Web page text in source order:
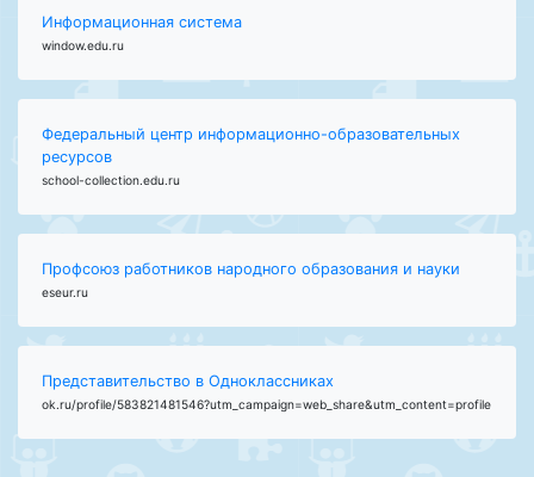
Информационная система
window.edu.ru
Федеральный центр информационно-образовательных
ресурсов
school-collection.edu.ru
Профсоюз работников народного образования и науки
eseur.ru
Представительство в Одноклассниках
ok.ru/profile/583821481546?utm_campaign=web_share&utm_content=profile